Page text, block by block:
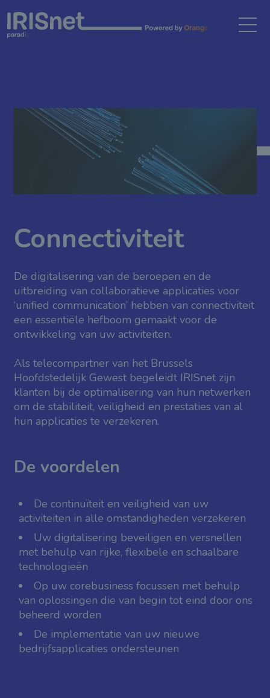
Connectiviteit
De digitalisering van de beroepen en de
uitbreiding van collaboratieve applicaties voor
‘unified communication’ hebben van connectiviteit
een essentiële hefboom gemaakt voor de
ontwikkeling van uw activiteiten.
Als telecompartner van het Brussels
Hoofdstedelijk Gewest begeleidt IRISnet zijn
klanten bij de optimalisering van hun netwerken
om de stabiliteit, veiligheid en prestaties van al
hun applicaties te verzekeren.
De voordelen
De continuïteit en veiligheid van uw
activiteiten in alle omstandigheden verzekeren
Uw digitalisering beveiligen en versnellen
met behulp van rijke, flexibele en schaalbare
technologieën
Op uw corebusiness focussen met behulp
van oplossingen die van begin tot eind door ons
beheerd worden
De implementatie van uw nieuwe
bedrijfsapplicaties ondersteunen